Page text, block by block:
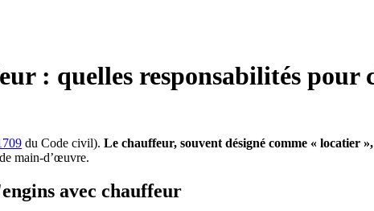
: quelles responsabilités pour
du Code civil). Le chauffeur, souvent désigné comme « locatier
main-d’œuvre.
avec chauffeur